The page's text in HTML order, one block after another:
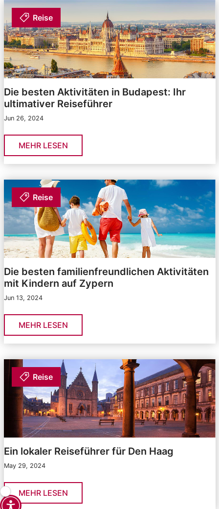
Reise
Die besten Aktivitäten in Budapest: Ihr
ultimativer Reiseführer
Jun 26, 2024
MEHR LESEN
Reise
Die besten familienfreundlichen Aktivitäten
mit Kindern auf Zypern
Jun 13, 2024
MEHR LESEN
Reise
Ein lokaler Reiseführer für Den Haag
May 29, 2024
MEHR LESEN